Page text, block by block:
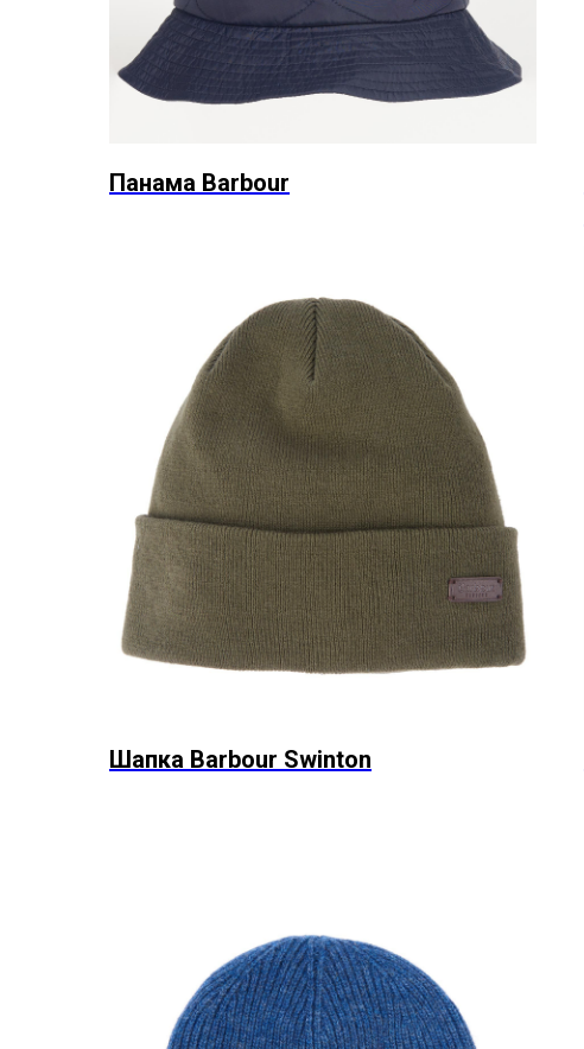
Панама Barbour
Шапка Barbour Swinton